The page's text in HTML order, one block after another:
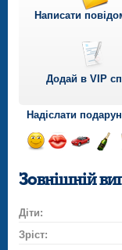
Написати
Додай в VIP
Надіслати
посмішкупоцілунок
на
Зовнішній
Діти:
Зріст: